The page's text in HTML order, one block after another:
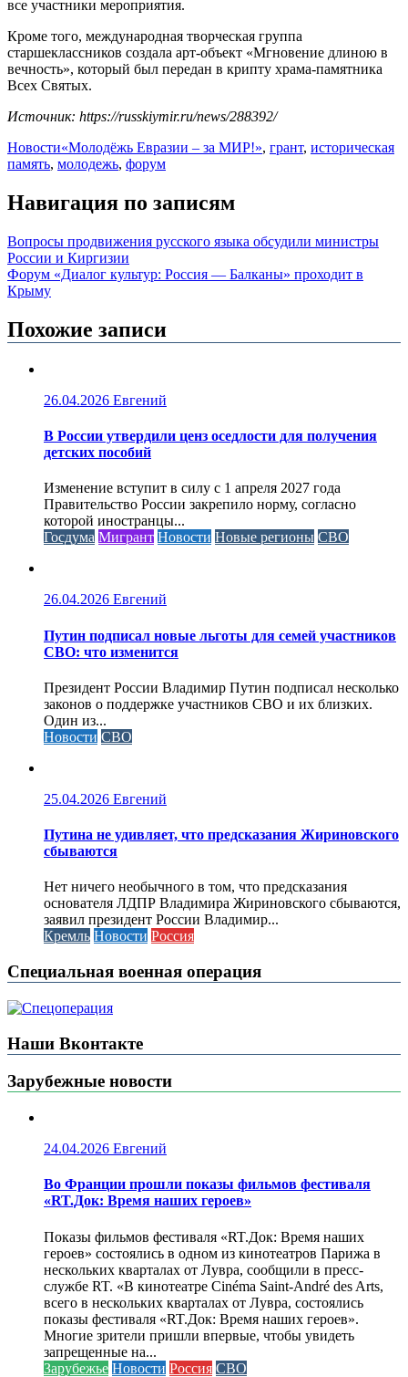
все участники мероприятия.
Кроме того, международная творческая группа
старшеклассников создала арт-объект «Мгновение длиною в
вечность», который был передан в крипту храма-памятника
Всех Святых.
Источник: https://russkiymir.ru/news/288392/
Новости«Молодёжь Евразии – за МИР!», грант, историческая
память, молодежь, форум
Навигация по записям
Вопросы продвижения русского языка обсудили министры
России и Киргизии
Форум «Диалог культур: Россия — Балканы» проходит в
Крыму
Похожие записи
26.04.2026 Евгений
В России утвердили ценз оседлости для получения
детских пособий
Изменение вступит в силу с 1 апреля 2027 года
Правительство России закрепило норму, согласно
которой иностранцы...
Госдума Мигрант Новости Новые регионы СВО
26.04.2026 Евгений
Путин подписал новые льготы для семей участников
СВО: что изменится
Президент России Владимир Путин подписал несколько
законов о поддержке участников СВО и их близких.
Один из...
Новости СВО
25.04.2026 Евгений
Путина не удивляет, что предсказания Жириновского
сбываются
Нет ничего необычного в том, что предсказания
основателя ЛДПР Владимира Жириновского сбываются,
заявил президент России Владимир...
Кремль Новости Россия
Специальная военная операция
Наши Вконтакте
Зарубежные новости
24.04.2026 Евгений
Во Франции прошли показы фильмов фестиваля
«RT.Док: Время наших героев»
Показы фильмов фестиваля «RT.Док: Время наших
героев» состоялись в одном из кинотеатров Парижа в
нескольких кварталах от Лувра, сообщили в пресс-
службе RT. «В кинотеатре Cinéma Saint-André des Arts,
всего в нескольких кварталах от Лувра, состоялись
показы фестиваля «RT.Док: Время наших героев».
Многие зрители пришли впервые, чтобы увидеть
запрещенные на...
Зарубежье Новости Россия СВО